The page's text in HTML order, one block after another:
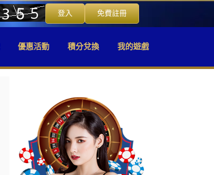
登入 免費註冊
優惠活動 積分兌換 我的遊戲